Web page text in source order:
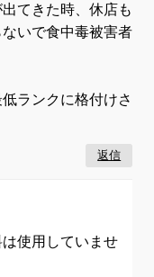
てきた時、休店も
いで食中毒被害者
ランクに格付けさ
返信
は使用していませ